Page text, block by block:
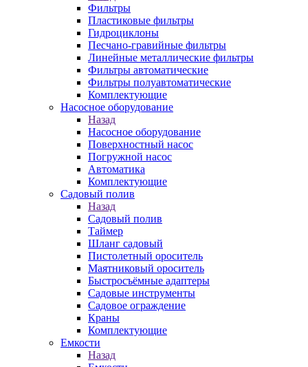
Фильтры
Пластиковые фильтры
Гидроциклоны
Песчано-гравийные фильтры
Линейные металлические фильтры
Фильтры автоматические
Фильтры полуавтоматические
Комплектующие
Насосное оборудование
Назад
Насосное оборудование
Поверхностный насос
Погружной насос
Автоматика
Комплектующие
Садовый полив
Назад
Садовый полив
Таймер
Шланг садовый
Пистолетный ороситель
Маятниковый ороситель
Быстросъёмные адаптеры
Садовые инструменты
Садовое ограждение
Краны
Комплектующие
Емкости
Назад